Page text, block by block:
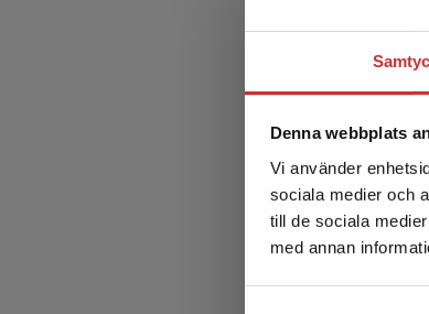
Denna webbplats
Vi använder
sociala medier och
till de sociala
med annan